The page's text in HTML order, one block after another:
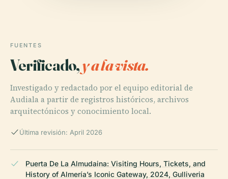
FUENTES
Verificado,y a la vista.
Investigado y redactado por el equipo editorial de
Audiala a partir de registros históricos, archivos
arquitectónicos y conocimiento local.
Última revisión: April 2026
Puerta De La Almudaina: Visiting Hours, Tickets, and
History of Almería’s Iconic Gateway, 2024, Gulliveria